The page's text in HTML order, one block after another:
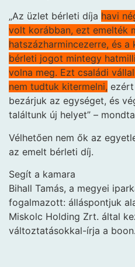
„Az üzlet bérleti díja havi
volt korábban, ezt emelték
hatszázharminc­ezerre, és
bérleti jogot mintegy
volna meg. Ezt családi
nem tudtuk kitermelni,
bezárjuk az egységet, és
találtunk új helyet” –
Vélhetően nem ők az
az emelt bérleti díj.
Segít a kamara
Bihall Tamás, a megyei
fogalmazott: álláspontjuk
Miskolc Holding Zrt. által
változtatásokkal-írja a